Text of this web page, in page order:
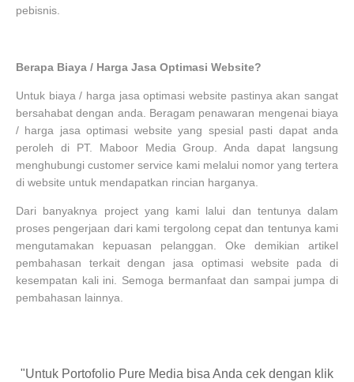
pebisnis.
Berapa Biaya / Harga Jasa Optimasi Website?
Untuk biaya / harga jasa optimasi website pastinya akan sangat
bersahabat dengan anda. Beragam penawaran mengenai biaya
/ harga jasa optimasi website yang spesial pasti dapat anda
peroleh di PT. Maboor Media Group. Anda dapat langsung
menghubungi customer service kami melalui nomor yang tertera
di website untuk mendapatkan rincian harganya.
Dari banyaknya project yang kami lalui dan tentunya dalam
proses pengerjaan dari kami tergolong cepat dan tentunya kami
mengutamakan kepuasan pelanggan. Oke demikian artikel
pembahasan terkait dengan jasa optimasi website pada di
kesempatan kali ini. Semoga bermanfaat dan sampai jumpa di
pembahasan lainnya.
"Untuk Portofolio Pure Media bisa Anda cek dengan klik